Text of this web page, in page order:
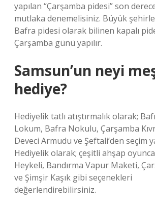
yapılan “Çarşamba pidesi” son
mutlaka denemelisiniz. Büyük
Bafra pidesi olarak bilinen kapalı
Çarşamba günü yapılır.
Samsun’un neyi
hediye?
Hediyelik tatlı atıştırmalık olarak;
Lokum, Bafra Nokulu, Çarşamba
Deveci Armudu ve Şeftali’den seçim
Hediyelik olarak; çeşitli ahşap
Heykeli, Bandırma Vapur Maketi,
ve Şimşir Kaşık gibi seçenekleri
değerlendirebilirsiniz.